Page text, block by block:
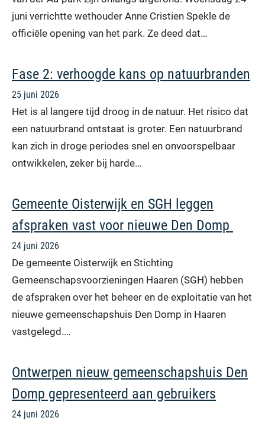
juni verrichtte wethouder Anne Cristien Spekle de
officiële opening van het park. Ze deed dat…
Fase 2: verhoogde kans op natuurbranden
25 juni 2026
Het is al langere tijd droog in de natuur. Het risico dat
een natuurbrand ontstaat is groter. Een natuurbrand
kan zich in droge periodes snel en onvoorspelbaar
ontwikkelen, zeker bij harde…
Gemeente Oisterwijk en SGH leggen
afspraken vast voor nieuwe Den Domp
24 juni 2026
De gemeente Oisterwijk en Stichting
Gemeenschapsvoorzieningen Haaren (SGH) hebben
de afspraken over het beheer en de exploitatie van het
nieuwe gemeenschapshuis Den Domp in Haaren
vastgelegd.…
Ontwerpen nieuw gemeenschapshuis Den
Domp gepresenteerd aan gebruikers
24 juni 2026